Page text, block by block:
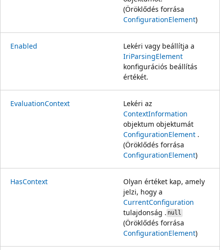
(Öröklődés forrása
ConfigurationElement)
Enabled
Lekéri vagy beállítja a
IriParsingElement
konfigurációs beállítás
értékét.
EvaluationContext
Lekéri az
ContextInformation
objektum objektumát
ConfigurationElement .
(Öröklődés forrása
ConfigurationElement)
HasContext
Olyan értéket kap, amely
jelzi, hogy a
CurrentConfiguration
tulajdonság . null
(Öröklődés forrása
ConfigurationElement)